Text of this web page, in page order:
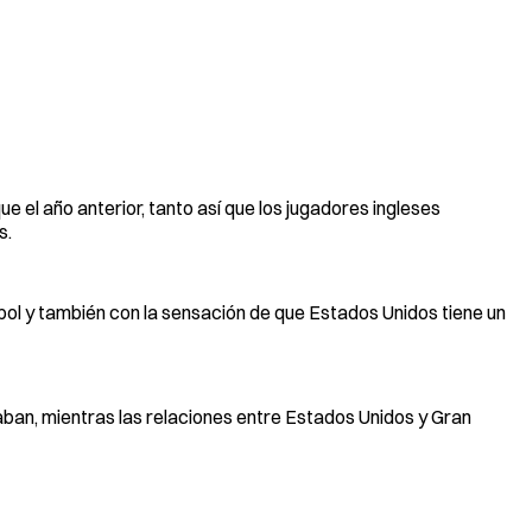
el año anterior, tanto así que los jugadores ingleses
y también con la sensación de que Estados Unidos tiene un
mientras las relaciones entre Estados Unidos y Gran